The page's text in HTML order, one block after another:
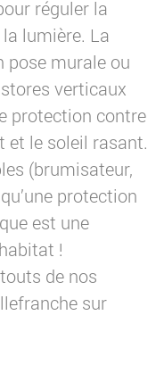
réguler la
lumière. La
pose murale ou
verticaux
protection contre
et le soleil rasant.
(brumisateur,
protection
est une
!
de nos
sur